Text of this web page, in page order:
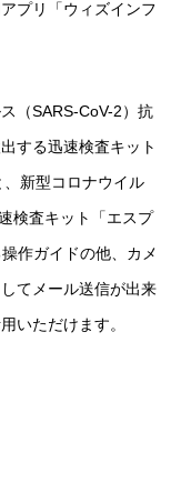
プリ「ウィズインフ
（SARS-CoV-2）抗
する迅速検査キット
、新型コロナウイル
検査キット「エスプ
作ガイドの他、カメ
てメール送信が出来
いただけます。